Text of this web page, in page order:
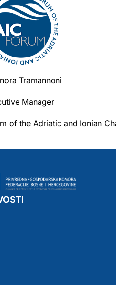
Tramannoni
Manager
of the Adriatic and Ionian